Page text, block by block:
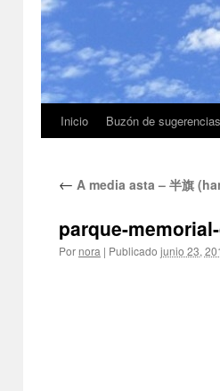
Inicio Buzón de
← A media asta – 半旗
parque-
Por nora | Publicado junio 23,